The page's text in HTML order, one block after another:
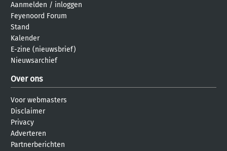
Aanmelden / inloggen
Feyenoord Forum
Stand
Kalender
E-zine (nieuwsbrief)
Nieuwsarchief
Over ons
Voor webmasters
Disclaimer
Privacy
Adverteren
Partnerberichten